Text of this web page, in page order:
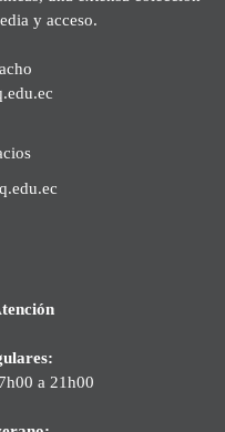
y acceso.
a 21h00